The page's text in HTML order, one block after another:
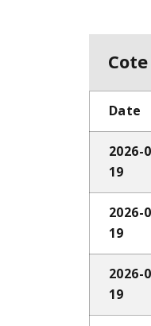
Date
2026-
19
2026-
19
2026-
19